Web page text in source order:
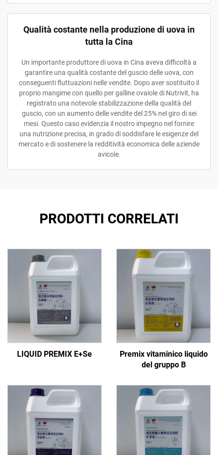
Qualità costante nella produzione di uova in
tutta la Cina
Un importante produttore di uova in Cina aveva difficoltà a
garantire una qualità costante del guscio delle uova, con
conseguenti fluttuazioni nelle vendite. Dopo aver sostituito il
proprio mangime con quello per galline ovaiole di Nutrivit, ha
registrato una notevole stabilizzazione della qualità del
guscio, con un aumento delle vendite del 25% nel giro di sei
mesi. Questo caso evidenzia il nostro impegno nel fornire
una nutrizione precisa, in grado di soddisfare le esigenze del
mercato e di sostenere la redditività economica delle aziende
avicole.
PRODOTTI CORRELATI
LIQUID PREMIX E+Se
Premix vitaminico liquido
del gruppo B